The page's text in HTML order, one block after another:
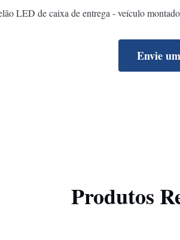
LED de caixa de entrega - veículo
Envie
Produtos